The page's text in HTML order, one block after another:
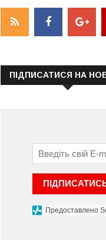
ПІДПИСАТИСЯ НА
Предоставлено